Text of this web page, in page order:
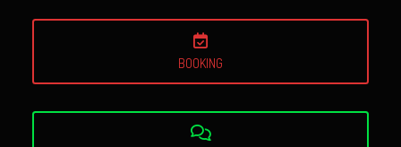
BOOKING